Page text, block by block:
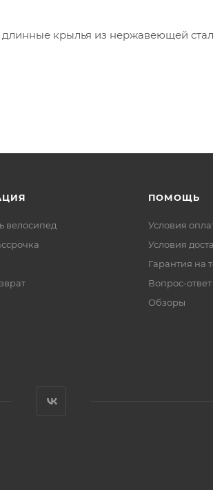
длинные крылья из нержавеющей
велосипед
ПОМОЩЬ
Условия
Условия
Гарантия на
Вопрос-ответ
Обзоры